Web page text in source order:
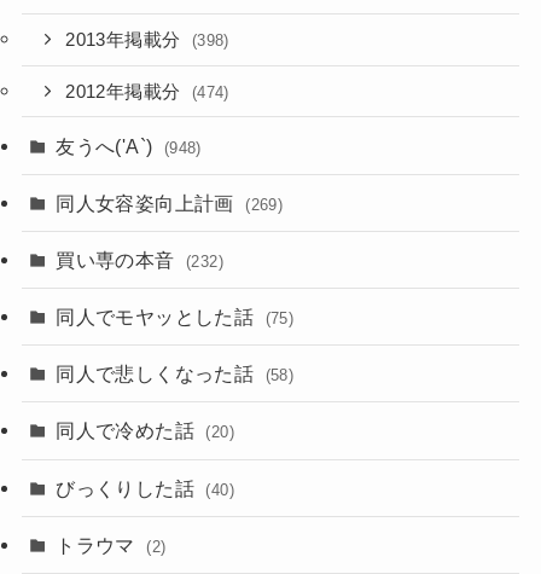
2013年掲載分 (398)
2012年掲載分 (474)
友うへ('A`) (948)
同人女容姿向上計画 (269)
買い専の本音 (232)
同人でモヤッとした話 (75)
同人で悲しくなった話 (58)
同人で冷めた話 (20)
びっくりした話 (40)
トラウマ (2)